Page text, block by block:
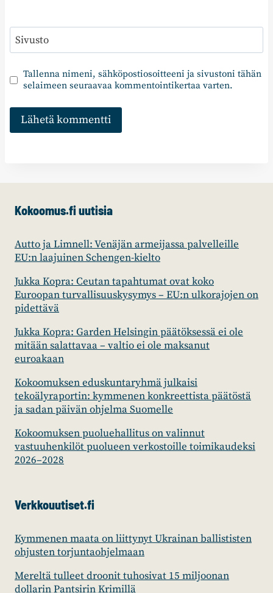
Sivusto
Tallenna nimeni, sähköpostiosoitteeni ja sivustoni tähän
selaimeen seuraavaa kommentointikertaa varten.
Kokoomus.fi uutisia
Autto ja Limnell: Venäjän armeijassa palvelleille
EU:n laajuinen Schengen-kielto
Jukka Kopra: Ceutan tapahtumat ovat koko
Euroopan turvallisuuskysymys – EU:n ulkorajojen on
pidettävä
Jukka Kopra: Garden Helsingin päätöksessä ei ole
mitään salattavaa – valtio ei ole maksanut
euroakaan
Kokoomuksen eduskuntaryhmä julkaisi
tekoälyraportin: kymmenen konkreettista päätöstä
ja sadan päivän ohjelma Suomelle
Kokoomuksen puoluehallitus on valinnut
vastuuhenkilöt puolueen verkostoille toimikaudeksi
2026–2028
Verkkouutiset.fi
Kymmenen maata on liittynyt Ukrainan ballististen
ohjusten torjuntaohjelmaan
Mereltä tulleet droonit tuhosivat 15 miljoonan
dollarin Pantsirin Krimillä